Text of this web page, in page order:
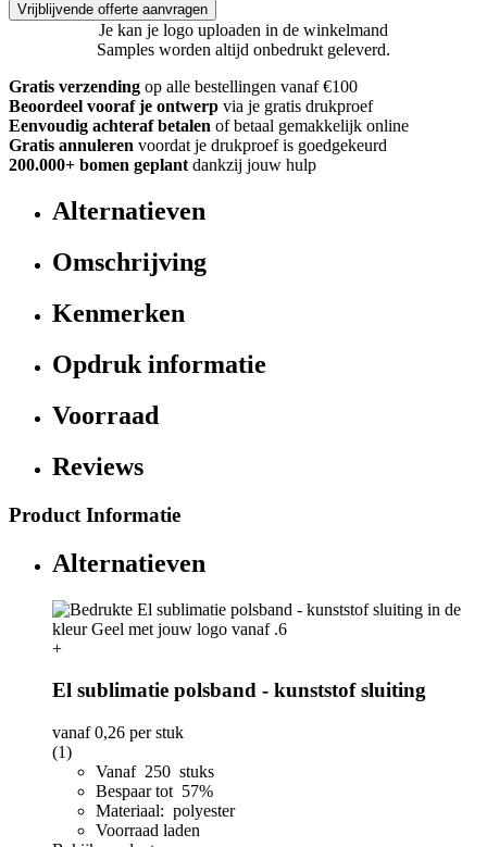
Vrijblijvende offerte aanvragen
Je kan je logo uploaden in de winkelmand
Samples worden altijd onbedrukt geleverd.
Gratis verzending op alle bestellingen vanaf €100
Beoordeel vooraf je ontwerp via je gratis drukproef
Eenvoudig achteraf betalen of betaal gemakkelijk online
Gratis annuleren voordat je drukproef is goedgekeurd
200.000+ bomen geplant dankzij jouw hulp
Alternatieven
Omschrijving
Kenmerken
Opdruk informatie
Voorraad
Reviews
Product Informatie
Alternatieven
+
El sublimatie polsband - kunststof sluiting
vanaf0,26 per stuk
(1)
Vanaf 250 stuks
Bespaar tot 57%
Materiaal: polyester
Voorraad laden